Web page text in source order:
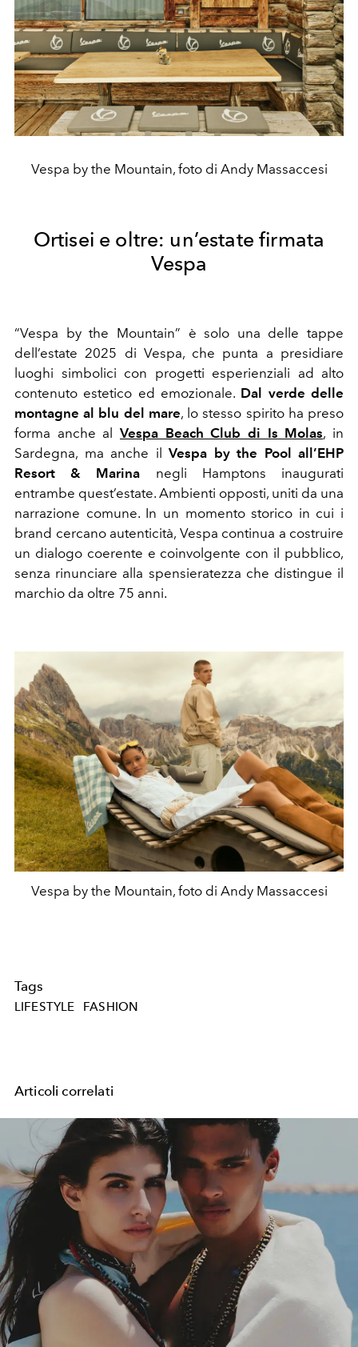
Vespa by the Mountain, foto di Andy Massaccesi
Ortisei e oltre: un’estate firmata
Vespa
“Vespa by the Mountain” è solo una delle tappe
dell’estate 2025 di Vespa, che punta a presidiare
luoghi simbolici con progetti esperienziali ad alto
contenuto estetico ed emozionale. Dal verde delle
montagne al blu del mare, lo stesso spirito ha preso
forma anche al Vespa Beach Club di Is Molas, in
Sardegna, ma anche il Vespa by the Pool all’EHP
Resort & Marina negli Hamptons inaugurati
entrambe quest’estate. Ambienti opposti, uniti da una
narrazione comune. In un momento storico in cui i
brand cercano autenticità, Vespa continua a costruire
un dialogo coerente e coinvolgente con il pubblico,
senza rinunciare alla spensieratezza che distingue il
marchio da oltre 75 anni.
Vespa by the Mountain, foto di Andy Massaccesi
Tags
LIFESTYLE FASHION
Articoli correlati